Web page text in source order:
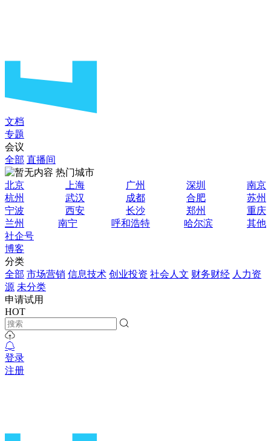
文档
专题
会议
全部 直播间
热门城市
北京
上海 广州 深圳
南京
杭州
武汉 成都 合肥
苏州
宁波
西安 长沙 郑州
重庆
兰州
南宁 呼和浩特 哈尔滨
其他
社企号
博客
分类
全部 市场营销 信息技术 创业投资 社会人文 财务财经 人力资
源 未分类
申请试用
HOT
登录
注册